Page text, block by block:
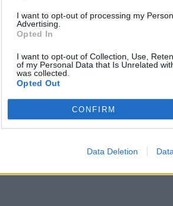
I want to opt-out of processing my
Advertising.
Opted In
I want to opt-out of Collection, Use,
of my Personal Data that Is Unrelated
was collected.
Opted Out
CONFIRM
Data Deletion
25 Lug